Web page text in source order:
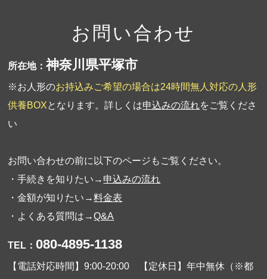
お問い合わせ
所在地：神奈川県平塚市
※お人形のお持込みご希望の場合は24時間無人対応の人形
供養BOXとなります。詳しくは申込みの流れをご覧くださ
い
お問い合わせの前に以下のページもご覧ください。
・手続きを知りたい→ 申込みの流れ
・金額が知りたい→料金表
・よくある質問は→Q&A
TEL： 080-4895-1138
【電話対応時間】9:00-20:00 【定休日】年中無休（※都